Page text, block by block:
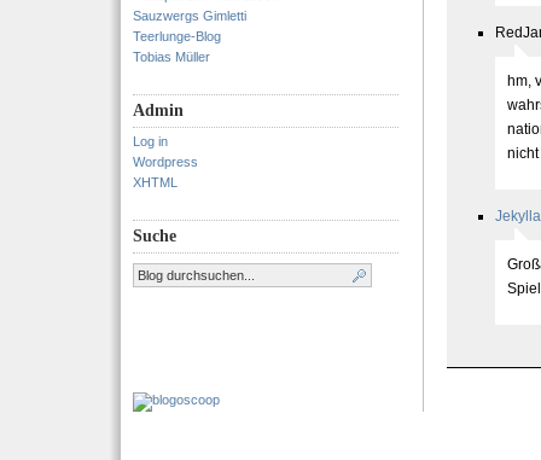
Sauzwergs Gimletti
Teerlunge-Blog
Tobias Müller
Admin
Log in
Wordpress
XHTML
Suche
hm,
Jekylla